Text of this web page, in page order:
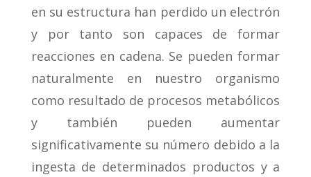
en su estructura han perdido un electrón
y por tanto son capaces de formar
reacciones en cadena. Se pueden formar
naturalmente en nuestro organismo
como resultado de procesos metabólicos
y también pueden aumentar
significativamente su número debido a la
ingesta de determinados productos y a